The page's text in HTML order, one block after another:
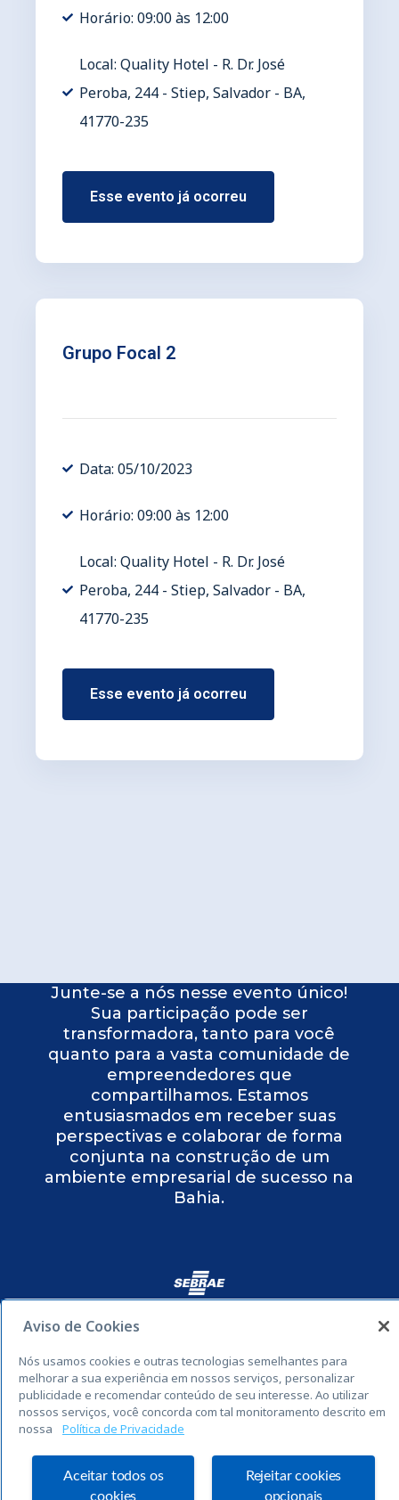
Horário: 09:00 às 12:00
Local: Quality Hotel - R. Dr. José
Peroba, 244 - Stiep, Salvador - BA,
41770-235
Esse evento já ocorreu
Grupo Focal 2
Data: 05/10/2023
Horário: 09:00 às 12:00
Local: Quality Hotel - R. Dr. José
Peroba, 244 - Stiep, Salvador - BA,
41770-235
Esse evento já ocorreu
Junte-se a nós nesse evento único!
Sua participação pode ser
transformadora, tanto para você
quanto para a vasta comunidade de
empreendedores que
compartilhamos. Estamos
entusiasmados em receber suas
perspectivas e colaborar de forma
conjunta na construção de um
ambiente empresarial de sucesso na
Bahia.
2023 Todos os Direitos Reservados
Aviso de Cookies
Nós usamos cookies e outras tecnologias semelhantes para
melhorar a sua experiência em nossos serviços, personalizar
publicidade e recomendar conteúdo de seu interesse. Ao utilizar
nossos serviços, você concorda com tal monitoramento descrito em
nossa
Política de Privacidade
Aceitar todos os
cookies
Rejeitar cookies
opcionais